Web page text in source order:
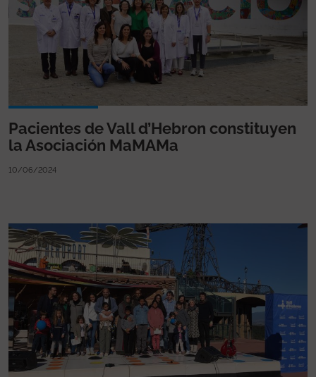
Pacientes de Vall d’Hebron constituyen
la Asociación MaMAMa
10/06/2024